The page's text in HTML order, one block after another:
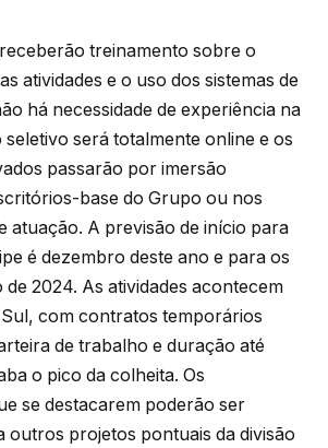
treinamento sobre o
atividades e o uso dos sistemas de
há necessidade de experiência na
será totalmente online e os
passarão por imersão
base do Grupo ou nos
atuação. A previsão de início para
é dezembro deste ano e para os
2024. As atividades acontecem
com contratos temporários
de trabalho e duração até
o pico da colheita. Os
se destacarem poderão ser
outros projetos pontuais da divisão